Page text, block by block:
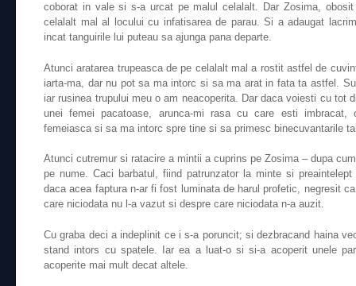
coborat in vale si s-a urcat pe malul celalalt. Dar Zosima,
celalalt mal al locului cu infatisarea de parau. Si a adaugat
incat tanguirile lui puteau sa ajunga pana departe.
Atunci aratarea trupeasca de pe celalalt mal a rostit astfel de
iarta-ma, dar nu pot sa ma intorc si sa ma arat in fata ta astfel.
iar rusinea trupului meu o am neacoperita. Dar daca voiesti cu tot
unei femei pacatoase, arunca-mi rasa cu care esti
femeiasca si sa ma intorc spre tine si sa primesc binecuvantarile
Atunci cutremur si ratacire a mintii a cuprins pe Zosima – dupa
pe nume. Caci barbatul, fiind patrunzator la minte si
daca acea faptura n-ar fi fost luminata de harul profetic, negresit
care niciodata nu l-a vazut si despre care niciodata n-a auzit.
Cu graba deci a indeplinit ce i s-a poruncit; si dezbracand haina
stand intors cu spatele. Iar ea a luat-o si si-a acoperit unele
acoperite mai mult decat altele.